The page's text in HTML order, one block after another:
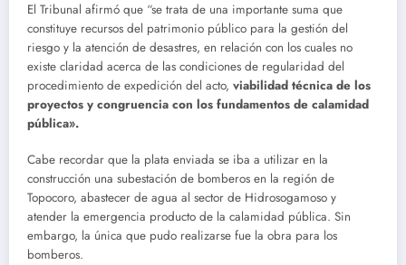
El Tribunal afirmó que “se trata de una importante suma que
constituye recursos del patrimonio público para la gestión del
riesgo y la atención de desastres, en relación con los cuales no
existe claridad acerca de las condiciones de regularidad del
procedimiento de expedición del acto, viabilidad técnica de los
proyectos y congruencia con los fundamentos de calamidad
pública».
Cabe recordar que la plata enviada se iba a utilizar en la
construcción una subestación de bomberos en la región de
Topocoro, abastecer de agua al sector de Hidrosogamoso y
atender la emergencia producto de la calamidad pública. Sin
embargo, la única que pudo realizarse fue la obra para los
bomberos.